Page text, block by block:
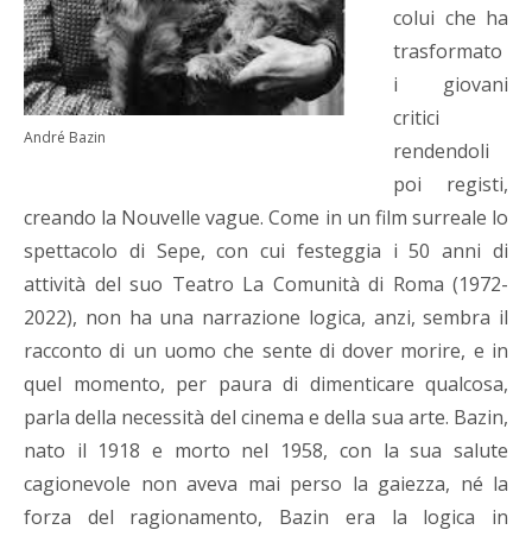
André Bazin
colui che ha
trasformato
i giovani
critici
rendendoli
poi registi,
creando la Nouvelle vague. Come in un film surreale lo
spettacolo di Sepe, con cui festeggia i 50 anni di
attività del suo Teatro La Comunità di Roma (1972-
2022), non ha una narrazione logica, anzi, sembra il
racconto di un uomo che sente di dover morire, e in
quel momento, per paura di dimenticare qualcosa,
parla della necessità del cinema e della sua arte. Bazin,
nato il 1918 e morto nel 1958, con la sua salute
cagionevole non aveva mai perso la gaiezza, né la
forza del ragionamento, Bazin era la logica in